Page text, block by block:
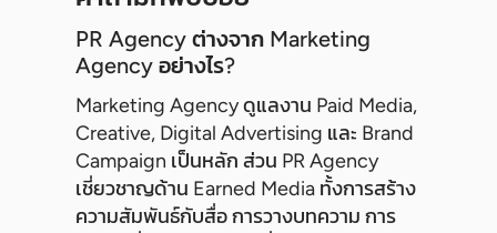
PR Agency ต่างจาก Marketing
Agency อย่างไร?
Marketing Agency ดูแลงาน Paid Media,
Creative, Digital Advertising และ Brand
Campaign เป็นหลัก ส่วน PR Agency
เชี่ยวชาญด้าน Earned Media ทั้งการสร้าง
ความสัมพันธ์กับสื่อ การวางบทความ การ